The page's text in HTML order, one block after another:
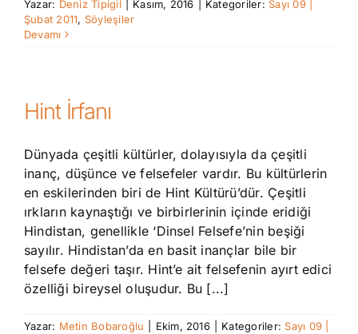
Yazar: Deniz Tipigil Kasım, 2016 Kategoriler: Sayı 09 |
Şubat 2011, Söyleşiler
Devamı
Hint İrfanı
Dünyada çeşitli kültürler, dolayısıyla da çeşitli
inanç, düşünce ve felsefeler vardır. Bu kültürlerin
en eskilerinden biri de Hint Kültürü’dür. Çeşitli
ırkların kaynaştığı ve birbirlerinin içinde eridiği
Hindistan, genellikle ‘Dinsel Felsefe’nin beşiği
sayılır. Hindistan’da en basit inançlar bile bir
felsefe değeri taşır. Hint’e ait felsefenin ayırt edici
özelliği bireysel oluşudur. Bu [...]
Yazar: Metin Bobaroğlu Ekim, 2016 Kategoriler: Sayı 09 |